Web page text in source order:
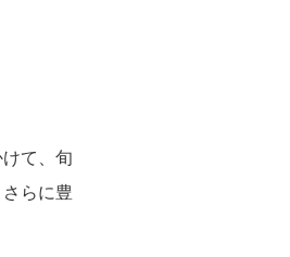
て、旬
らに豊